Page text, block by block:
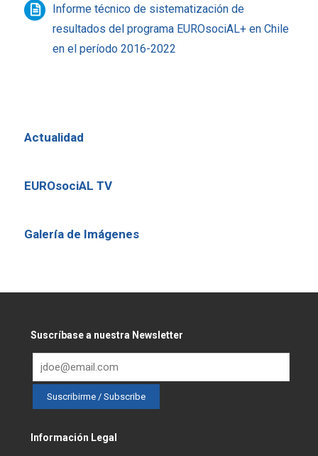
Informe técnico de sistematización de
resultados del programa EUROsociAL+ en Chile
en el período 2016-2022
Actualidad
EUROsociAL TV
Galería de Imágenes
Suscríbase a nuestra Newsletter
Información Legal